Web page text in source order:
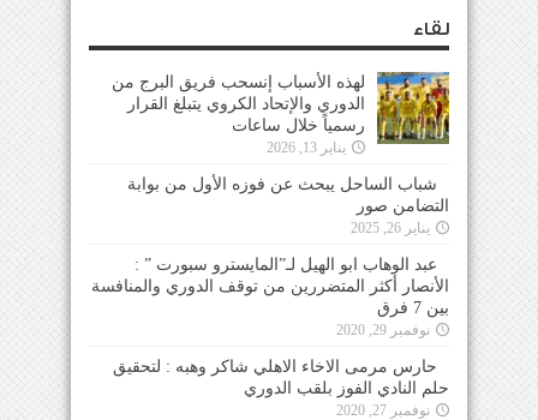
لقاء
لهذه الأسباب إنسحب فريق البرج من
الدوري والإتحاد الكروي يتبلغ القرار
رسمياً خلال ساعات
يناير 13, 2026
شباب الساحل يبحث عن فوزه الأول من بوابة
التضامن صور
يناير 26, 2025
عبد الوهاب ابو الهيل لـ”المايسترو سبورت ” :
الأنصار أكثر المتضررين من توقف الدوري والمنافسة
بين 7 فرق
نوفمبر 29, 2020
حارس مرمى الاخاء الاهلي شاكر وهبه : لتحقيق
حلم النادي الفوز بلقب الدوري
نوفمبر 27, 2020